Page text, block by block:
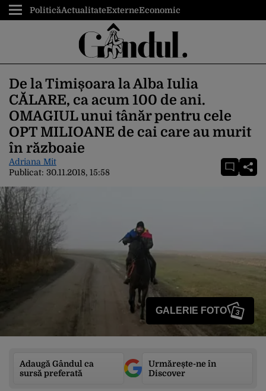
PoliticăActualitateExterneEconomic
De la Timișoara la Alba Iulia
CĂLARE, ca acum 100 de ani.
OMAGIUL unui tânăr pentru cele
OPT MILIOANE de cai care au murit
în războaie
Adriana Mit
Publicat: 30.11.2018, 15:58
GALERIE FOTO 3
Adaugă Gândul ca
sursă preferată
Urmărește-ne în
Discover